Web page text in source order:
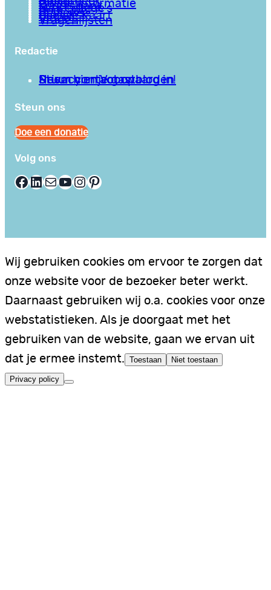
Goede informatie
Kennisbank
Mini college’s
Podcasts
Reviews
Sociale Kaart
Video’s
Vragenlijsten
Redactie
Privacy en Voorwaarden
Stuur hier je gastblog in!
Neem contact op
Steun ons
Doe een donatie
Volg ons
Facebook LinkedIn E-mail YouTube InstagramPinterest
Wij gebruiken cookies om ervoor te zorgen dat
onze website voor de bezoeker beter werkt.
Daarnaast gebruiken wij o.a. cookies voor onze
webstatistieken. Als je doorgaat met het
gebruiken van de website, gaan we ervan uit
dat je ermee instemt. Toestaan Niet toestaan
Privacy policy